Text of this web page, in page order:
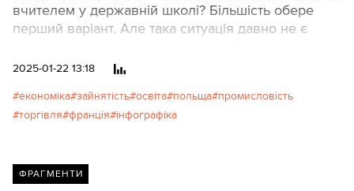
вчителем у державній школі? Більшість обере
перший варіант. Але така ситуація давно не є
сусідній Польщі та багатій Франції. Texty.org.ua
зайнятості населення в Україні, сусідній Польщі,
яка вийшла з радянського табору, та заможній
помилку в даних
2025-01-22 13:18
економіка зайнятість освіта польща промисловість
торгівля франція інфографіка
ФРАГМЕНТИ